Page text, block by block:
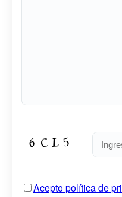
Acepto política de